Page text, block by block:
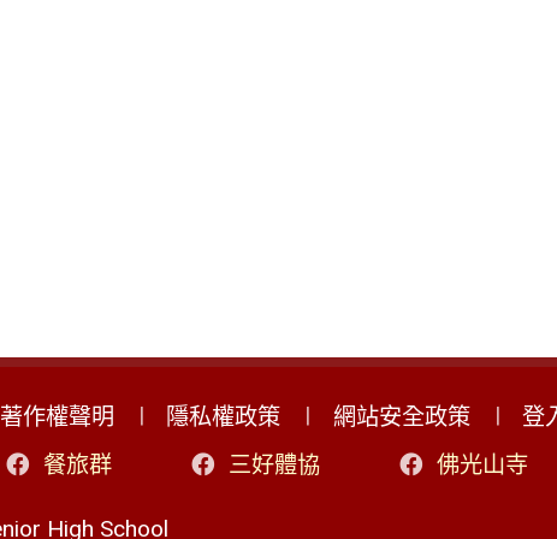
著作權聲明 隱私權政策 網站安全政策
登
餐旅群
三好體協 佛光山寺
High School